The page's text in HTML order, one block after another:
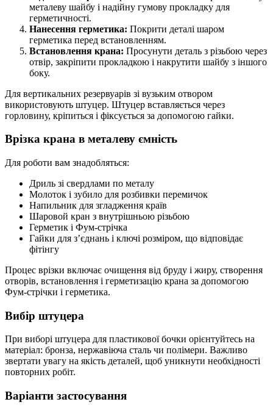
металеву шайбу і надійну гумову прокладку для
герметичності.
Нанесення герметика: Покрити деталі шаром
герметика перед встановленням.
Встановлення крана: Просунути деталь з різьбою через
отвір, закріпити прокладкою і накрутити шайбу з іншого
боку.
Для вертикальних резервуарів зі вузьким отвором
використовують штуцер. Штуцер вставляється через
горловину, кріпиться і фіксується за допомогою гайки.
Врізка крана в металеву ємність
Для роботи вам знадобляться:
Дриль зі свердлами по металу
Молоток і зубило для розбивки перемичок
Напильник для згладження країв
Шаровой кран з внутрішньою різьбою
Герметик і Фум-стрічка
Гайки для з’єднань і ключі розміром, що відповідає
фітінгу
Процес врізки включає очищення від бруду і жиру, створення
отворів, встановлення і герметизацію крана за допомогою
Фум-стрічки і герметика.
Вибір штуцера
При виборі штуцера для пластикової бочки орієнтуйтесь на
матеріал: бронза, нержавіюча сталь чи полімери. Важливо
звертати увагу на якість деталей, щоб уникнути необхідності
повторних робіт.
Варіанти застосування